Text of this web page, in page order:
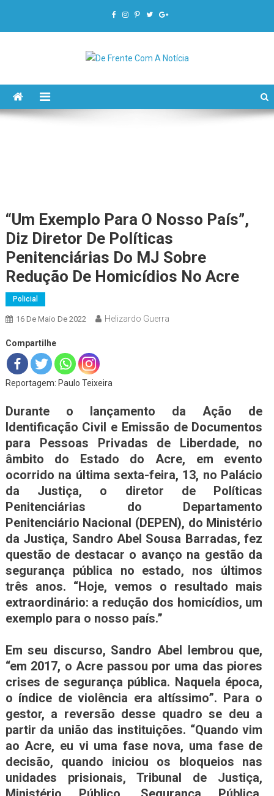
De Frente Com A Notícia
“Um Exemplo Para O Nosso País”,
Diz Diretor De Políticas
Penitenciárias Do MJ Sobre
Redução De Homicídios No Acre
Policial
16 De Maio De 2022 Helizardo Guerra
Compartilhe
Reportagem: Paulo Teixeira
Durante o lançamento da Ação de
Identificação Civil e Emissão de Documentos
para Pessoas Privadas de Liberdade, no
âmbito do Estado do Acre, em evento
ocorrido na última sexta-feira, 13, no Palácio
da Justiça, o diretor de Políticas
Penitenciárias do Departamento
Penitenciário Nacional (DEPEN), do Ministério
da Justiça, Sandro Abel Sousa Barradas, fez
questão de destacar o avanço na gestão da
segurança pública no estado, nos últimos
três anos. “Hoje, vemos o resultado mais
extraordinário: a redução dos homicídios, um
exemplo para o nosso país.”
Em seu discurso, Sandro Abel lembrou que,
“em 2017, o Acre passou por uma das piores
crises de segurança pública. Naquela época,
o índice de violência era altíssimo”. Para o
gestor, a reversão desse quadro se deu a
partir da união das instituições. “Quando vim
ao Acre, eu vi uma fase nova, uma fase de
decisão, quando iniciou os bloqueios nas
unidades prisionais, Tribunal de Justiça,